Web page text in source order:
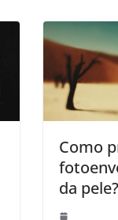
Como
da pele?